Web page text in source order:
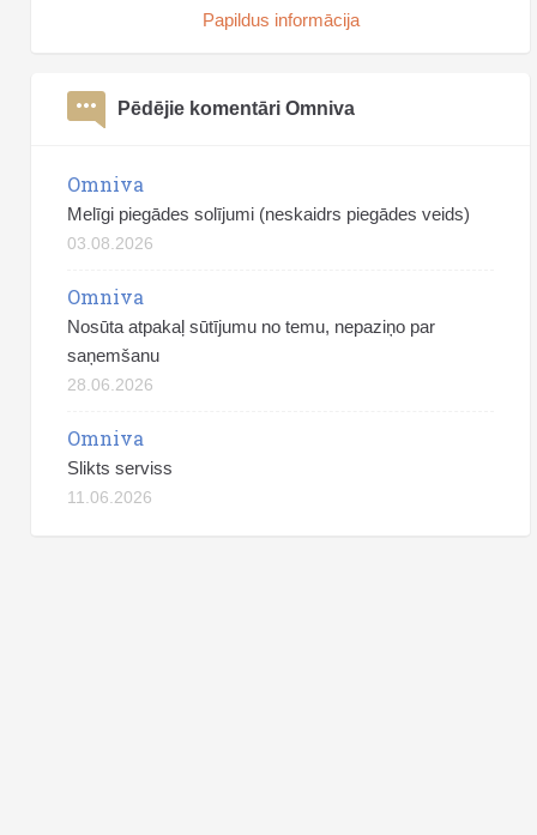
Papildus informācija
Pēdējie komentāri Omniva
Omniva
Melīgi piegādes solījumi (neskaidrs piegādes veids)
03.08.2026
Omniva
Nosūta atpakaļ sūtījumu no temu, nepaziņo par
saņemšanu
28.06.2026
Omniva
Slikts serviss
11.06.2026